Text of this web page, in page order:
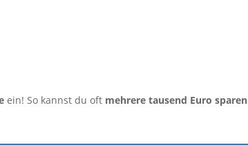
ein! So kannst du oft mehrere tausend Euro sparen